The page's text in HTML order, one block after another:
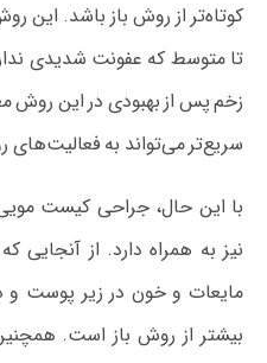
کوتاه‌تر از روش باز باشد.
تا متوسط که عفونت شدیدی
زخم پس از بهبودی در این روش
سریع‌تر می‌تواند به فعالیت‌های
با این حال، جراحی کیست
نیز به همراه دارد. از
مایعات و خون در زیر پوست و
بیشتر از روش باز است.